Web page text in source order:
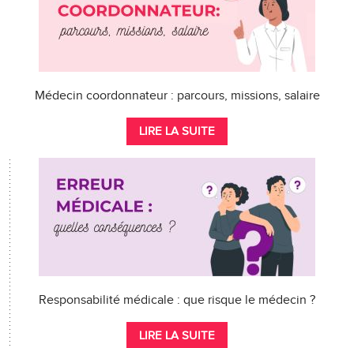
Médecin coordonnateur : parcours, missions, salaire
LIRE LA SUITE
Responsabilité médicale : que risque le médecin ?
LIRE LA SUITE